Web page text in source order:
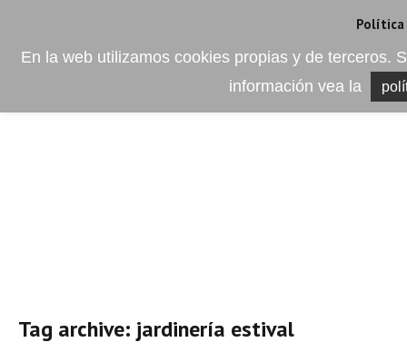
EMPRESA ELEMENTO DEL
Tag archive: jardinería estival
Política
En la web utilizamos cookies propias y de terceros.
información vea la